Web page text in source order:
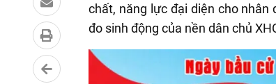
chất, năng lực đại diện cho
đo sinh động của nền dân chủ